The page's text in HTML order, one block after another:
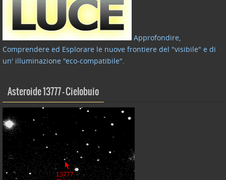
Approfondire,
Comprendere ed Esplorare le nuove frontiere del "visibile" e di
un' illuminazione "eco-compatibile".
Asteroide 13777 – Cielobuio